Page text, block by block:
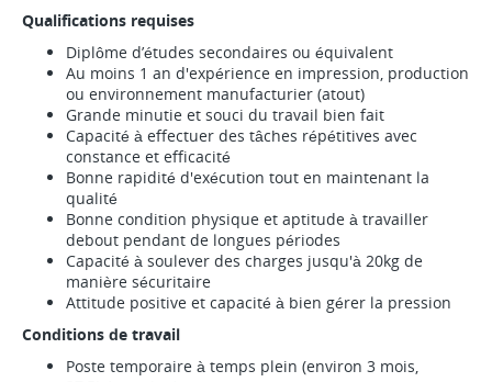
Qualifications requises
Diplôme d’études secondaires ou équivalent
Au moins 1 an d'expérience en impression, production
ou environnement manufacturier (atout)
Grande minutie et souci du travail bien fait
Capacité à effectuer des tâches répétitives avec
constance et efficacité
Bonne rapidité d'exécution tout en maintenant la
qualité
Bonne condition physique et aptitude à travailler
debout pendant de longues périodes
Capacité à soulever des charges jusqu'à 20kg de
manière sécuritaire
Attitude positive et capacité à bien gérer la pression
Conditions de travail
Poste temporaire à temps plein (environ 3 mois,